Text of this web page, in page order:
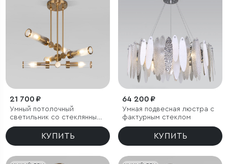
21 700 ₽
Умный потолочный
светильник со стеклянными
плафонами
КУПИТЬ
64 200 ₽
Умная подвесная люстра с
фактурным стеклом
КУПИТЬ